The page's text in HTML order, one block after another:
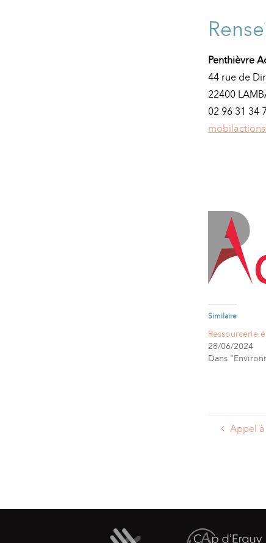
Penthièvre
44 rue de
22400
02 96 31 34
Similaire
Ressourcerie
28/06/2024
Dans
Appel